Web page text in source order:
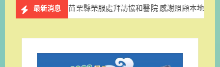
記
最新消息
苗栗縣榮服處拜訪協和醫院 感謝照顧本地榮民眷